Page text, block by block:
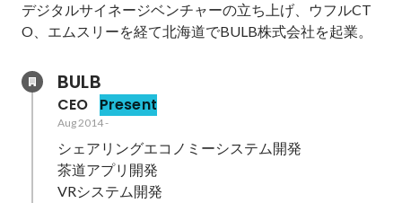
デジタルサイネージベンチャーの立ち上げ、ウフルCT
BULB
CEO Present
Aug 2014-
シェアリングエコノミーシステム開発
茶道アプリ開発
VRシステム開発